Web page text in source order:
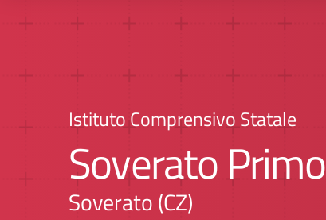
Istituto Comprensivo Statale
Soverato Primo
Soverato (CZ)